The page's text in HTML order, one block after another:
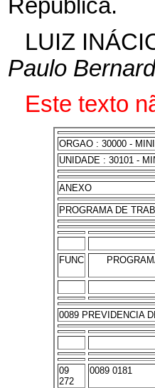
República.
LUIZ
Paulo
Este texto
ORGAO : 30000 -
UNIDADE : 30101 -
ANEXO
PROGRAMA DE
FUNC
0089 PREVIDENCIA
09
272
0089 0181